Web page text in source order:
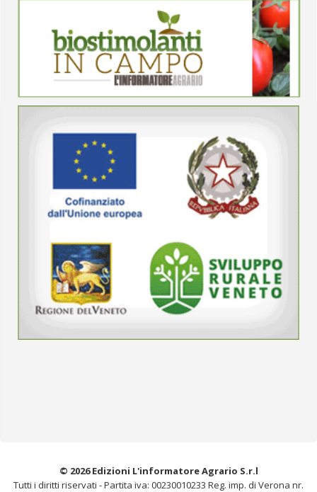
© 2026 Edizioni L'informatore Agrario S.r.l
Tutti i diritti riservati -Partita iva: 00230010233 Reg. imp. di Verona nr.